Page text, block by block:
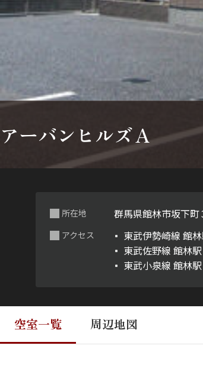
動画ギャラリー
アーバンヒルズＡ
所在地 群馬県館林市坂下町
アクセス
東武伊勢崎線 館
東武佐野線 館林
東武小泉線 館林
空室一覧 周辺地図